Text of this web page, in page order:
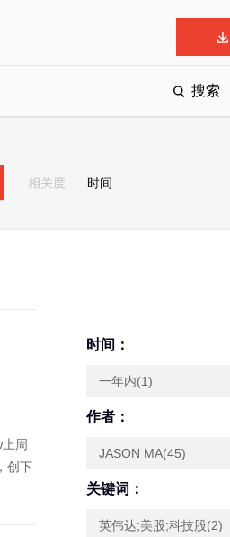
力的创业公司申报
搜索
相关度 时间
周
创下
时间：
一年内(1)
作者：
JASON MA(45)
关键词：
英伟达;美股;科技股(2)